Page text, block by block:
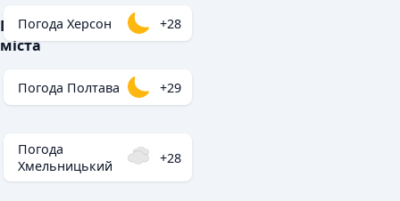
Популярні
міста
Погода Херсон +28
Погода Полтава +29
Погода
Хмельницький
+28